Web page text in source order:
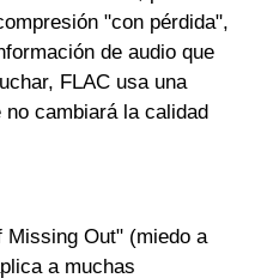
"con pérdida",
de audio que
FLAC usa una
cambiará la calidad
Missing Out" (miedo a
a muchas